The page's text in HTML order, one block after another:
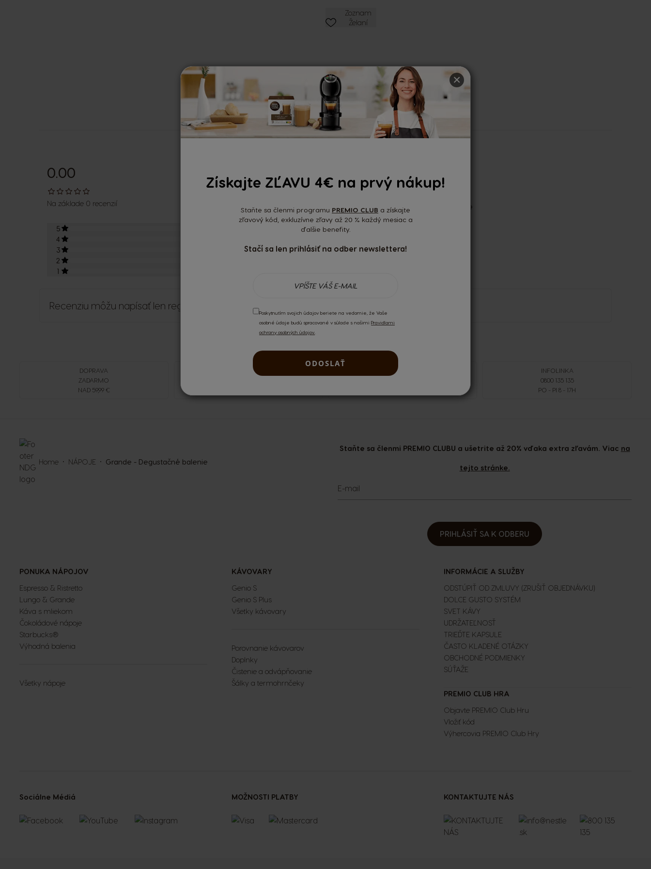
ZOZNAM PRIANÍ
Zoznam
Želaní
×
Získajte ZĽAVU 4€ na prvý nákup!
Staňte sa členmi programu PREMIO CLUB a získajte
zľavový kód, exkluzívne zľavy až 20 % každý mesiac a
ďalšie benefity.
Stačí sa len prihlásiť na odber newslettera!
Poskytnutím svojich údajov beriete na vedomie, že Vaše
osobné údaje budú spracované v súlade s našimi Pravidlami
ochrany osobných údajov.
ODOSLAŤ
Hodnotenia a recenzie
0.00
Na základe 0 recenzií
5
4
3
2
1
Žiadne recenzie
Recenziu môžu napísať len registrovaní používatelia.
DOPRAVA
ZADARMO
NAD 59,99 €
INFOLINKA
0800 135 135
PO - PI 8 - 17H
Staňte sa členmi PREMIO CLUBU a ušetrite až 20% vďaka extra zľavám. Viac na
tejto stránke.
E-mail
PRIHLÁSIŤ SA K ODBERU
Home NÁPOJE Grande - Degustačné balenie
PONUKA NÁPOJOV
Espresso & Ristretto
Lungo & Grande
Káva s mliekom
Čokoládové nápoje
Starbucks®
Výhodná balenia
Všetky nápoje
KÁVOVARY
Genio S
Genio S Plus
Všetky kávovary
Porovnanie kávovarov
Doplnky
Čistenie a odvápňovanie
Šálky a termohrnčeky
INFORMÁCIE A SLUŽBY
ODSTÚPIŤ OD ZMLUVY (ZRUŠIŤ OBJEDNÁVKU)
DOLCE GUSTO SYSTÉM
SVET KÁVY
UDRŽATEĽNOSŤ
TRIEĎTE KAPSULE
ČASTO KLADENÉ OTÁZKY
OBCHODNÉ PODMIENKY
SÚŤAŽE
PREMIO CLUB HRA
Objavte PREMIO Club Hru
Vložiť kód
Výhercovia PREMIO Club Hry
Sociálne Médiá MOŽNOSTI PLATBY KONTAKTUJTE NÁS